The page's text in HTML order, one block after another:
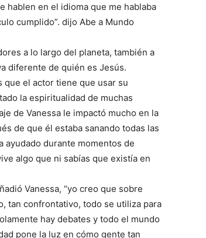
hablen en el idioma que me hablaba
cumplido”. dijo Abe a Mundo
a lo largo del planeta, también a
diferente de quién es Jesús.
que el actor tiene que usar su
la espiritualidad de muchas
de Vanessa le impactó mucho en la
de que él estaba sanando todas las
ayudado durante momentos de
algo que ni sabías que existía en
Vanessa, “yo creo que sobre
tan confrontativo, todo se utiliza para
hay debates y todo el mundo
pone la luz en cómo gente tan